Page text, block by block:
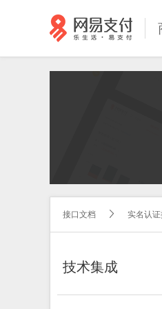
接口文档  实名认证
技术集成